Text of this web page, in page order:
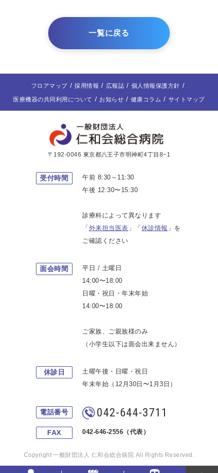
一覧に戻る
フロアマップ 採用情報 広報誌
個人情報保護方針
医療機器の共同利用について
お知らせ 健康コラム サイトマップ
〒192-0046 東京都八王子市明神町4丁目8−1
受付時間
午前 8:30～11:30
午後 12:30〜15:30
診療科によって異なります
「 外来担当医表 」「 休診情報 」を
ご確認ください
面会時間
平日 / 土曜日
14:00〜18:00
日曜・祝日・年末年始
14:00〜18:00
ご家族、ご親族様のみ
（小学生以下は面会出来ません）
休診日
土曜午後・日曜・祝日
年末年始（12月30日〜1月3日）
電話番号 042-644-3711
FAX 042-646-2556（代表）
Copyright 一般財団法人 仁和会総合病院 All Rights Reserved.